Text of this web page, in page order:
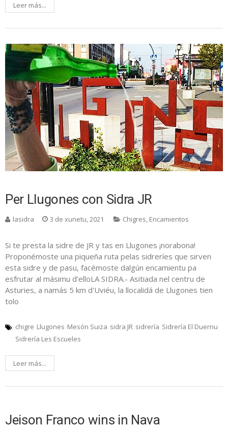
Leer más...
Per Llugones con Sidra JR
lasidra 3 de xunetu, 2021 Chigres, Encamientos
Si te presta la sidre de JR y tas en Llugones ¡norabona!
Proponémoste una piqueña ruta pelas sidreríes que sirven
esta sidre y de pasu, facémoste dalgún encamientu pa
esfrutar al másimu d’elloLA SIDRA.- Asitiada nel centru de
Asturies, a namás 5 km d'Uviéu, la llocalidá de Llugones tien
tolo
chigre Llugones Mesón Suiza sidra JR sidrería Sidrería El Duernu
Sidrería Les Escueles
Leer más...
Jeison Franco wins in Nava